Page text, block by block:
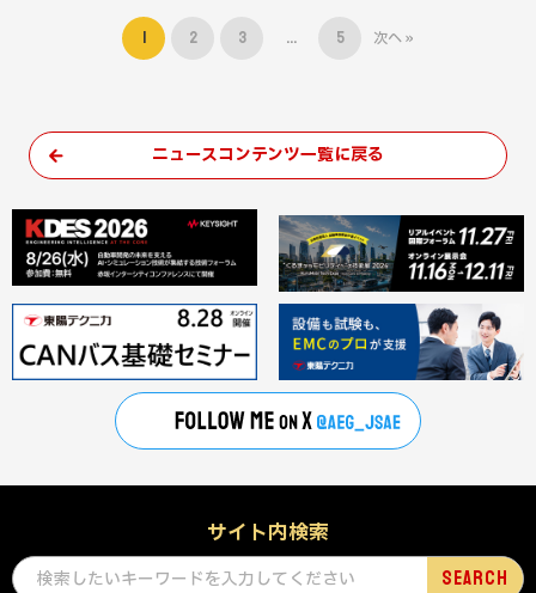
1 2 3 … 5 次へ »
ニュースコンテンツ一覧に戻る
サイト内検索